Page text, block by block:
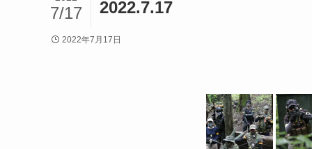
2022.7.17
7/17
2022年7月17日